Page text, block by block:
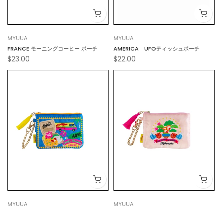
MYUUA
FRANCE モーニングコーヒー ポーチ
$23.00
MYUUA
AMERICA UFOティッシュポーチ
$22.00
MYUUA
MYUUA